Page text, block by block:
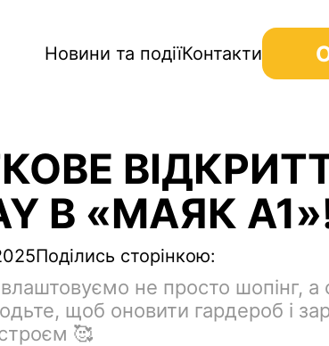
Новини та подіїКонтакти
В «МАЯК
Поділись сторінкою:
не просто шопінг, а
щоб оновити гардероб і
🥰